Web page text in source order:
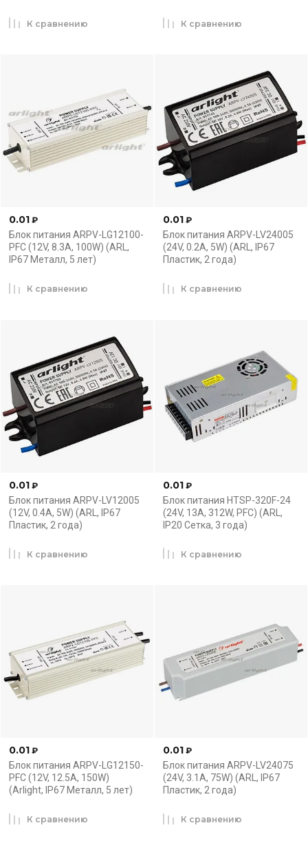
К сравнению К сравнению
0.01 ₽
Блок питания ARPV-LG12100-
PFC (12V, 8.3A, 100W) (ARL,
IP67 Металл, 5 лет)
К сравнению
0.01 ₽
Блок питания ARPV-LV24005
(24V, 0.2A, 5W) (ARL, IP67
Пластик, 2 года)
К сравнению
0.01 ₽
Блок питания ARPV-LV12005
(12V, 0.4A, 5W) (ARL, IP67
Пластик, 2 года)
К сравнению
0.01 ₽
Блок питания HTSP-320F-24
(24V, 13A, 312W, PFC) (ARL,
IP20 Сетка, 3 года)
К сравнению
0.01 ₽
Блок питания ARPV-LG12150-
PFC (12V, 12.5A, 150W)
(Arlight, IP67 Металл, 5 лет)
К сравнению
0.01 ₽
Блок питания ARPV-LV24075
(24V, 3.1A, 75W) (ARL, IP67
Пластик, 2 года)
К сравнению